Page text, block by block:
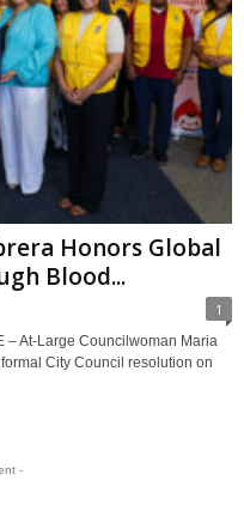
Honors Global
Blood...
1
– At-Large Councilwoman Maria
City Council resolution on
-